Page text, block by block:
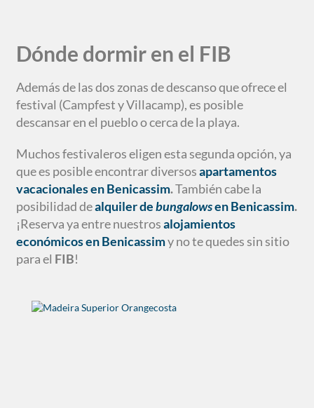
Dónde dormir en el FIB
Además de las dos zonas de descanso que ofrece el
festival (Campfest y Villacamp), es posible
descansar en el pueblo o cerca de la playa.
Muchos festivaleros eligen esta segunda opción, ya
que es posible encontrar diversosapartamentos
vacacionales en Benicassim.También cabe la
posibilidad dealquiler debungalowsen Benicassim.
¡Reserva ya entre nuestrosalojamientos
económicos en Benicassimy no te quedes sin sitio
para el FIB!